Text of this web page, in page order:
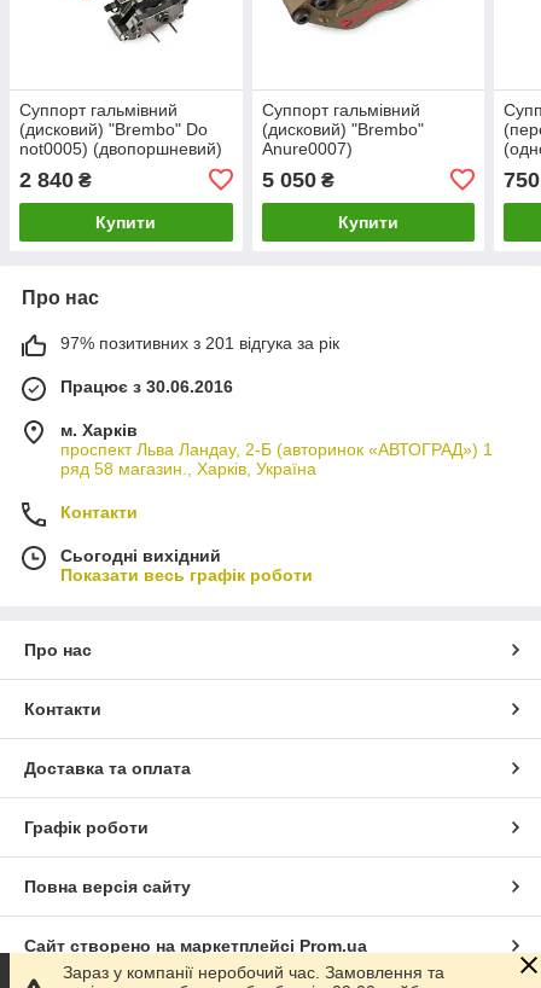
Суппорт гальмівний
(дисковий) "Brembo" Do
not0005) (двопоршневий)
2 840 ₴
Купити
Суппорт гальмівний
(дисковий) "Brembo"
Anure0007)
5 050₴
Купити
750
Про нас
97% позитивних з 201 відгука за рік
Працює з 30.06.2016
м. Харків
проспект Льва Ландау, 2-Б (авторинок «АВТОГРАД») 1
ряд 58 магазин., Харків, Україна
Контакти
Сьогодні вихідний
Показати весь графік роботи
Про нас
Контакти
Доставка та оплата
Графік роботи
Повна версія сайту
Сайт створено на маркетплейсі Prom.ua
Зараз у компанії неробочий час. Замовлення та